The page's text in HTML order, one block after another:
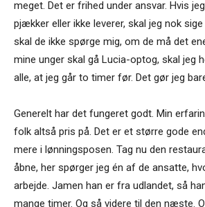
meget. Det er frihed under ansvar. Hvis
pjækker eller ikke leverer, skal jeg nok
skal de ikke spørge mig, om de må det
mine unger skal gå Lucia-optog, skal jeg
alle, at jeg går to timer før. Det gør jeg
Generelt har det fungeret godt. Min
folk altså pris på. Det er et større gode
mere i lønningsposen. Tag nu den
åbne, her spørger jeg én af de ansatte,
arbejde. Jamen han er fra udlandet, så
mange timer. Og så videre til den næste.